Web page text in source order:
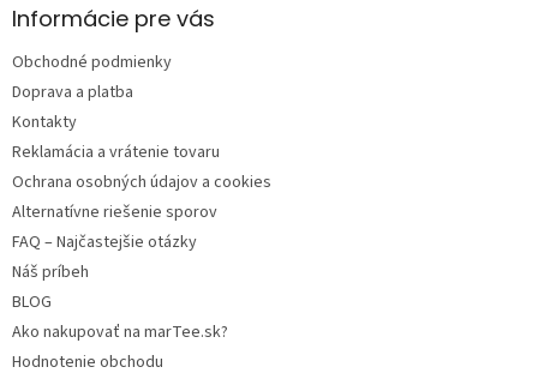
ä
e
Informácie pre vás
Obchodné podmienky
Doprava a platba
Kontakty
Reklamácia a vrátenie tovaru
Ochrana osobných údajov a cookies
Alternatívne riešenie sporov
FAQ – Najčastejšie otázky
Náš príbeh
BLOG
Ako nakupovať na marTee.sk?
Hodnotenie obchodu